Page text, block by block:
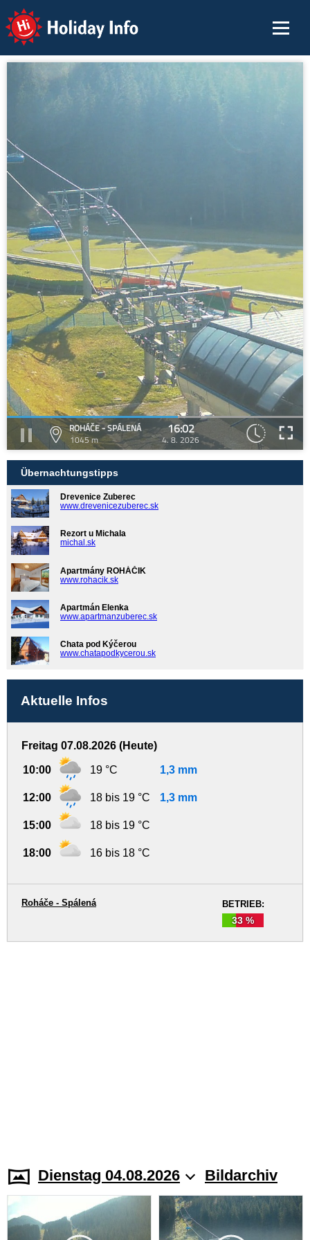
Holiday Info
ROHÁČE - SPÁLENÁ
1045 m
16:02
4. 8. 2026
Übernachtungstipps
Drevenice Zuberec
www.drevenicezuberec.sk
Rezort u Michala
michal.sk
Apartmány ROHÁČIK
www.rohacik.sk
Apartmán Elenka
www.apartmanzuberec.sk
Chata pod Kýčerou
www.chatapodkycerou.sk
Aktuelle Infos
Freitag 07.08.2026 (Heute)
10:00 19 °C 1,3 mm
12:00 18 bis 19 °C 1,3 mm
15:00 18 bis 19 °C
18:00 16 bis 18 °C
BETRIEB:
33 %
Roháče - Spálená
Dienstag 04.08.2026 Bildarchiv